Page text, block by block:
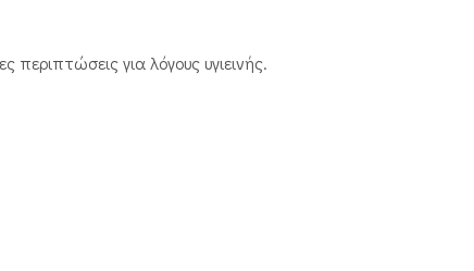
για λόγους υγιεινής.